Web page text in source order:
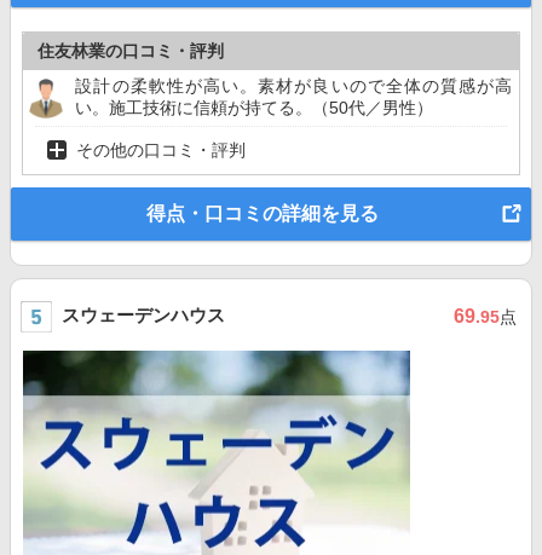
住友林業の口コミ・評判
設計の柔軟性が高い。素材が良いので全体の質感が高
い。施工技術に信頼が持てる。（50代／男性）
その他の口コミ・評判
得点・口コミの詳細を見る
スウェーデンハウス 69.95点